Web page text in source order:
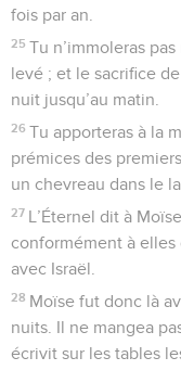
fois par an.
25 Tu n’immoleras
levé ; et le sacrifice
nuit jusqu’au matin.
26 Tu apporteras à la
prémices des
un chevreau dans le
27 L’Éternel dit à
conformément à
avec Israël.
28 Moïse fut donc là
nuits. Il ne mangea
écrivit sur les tables